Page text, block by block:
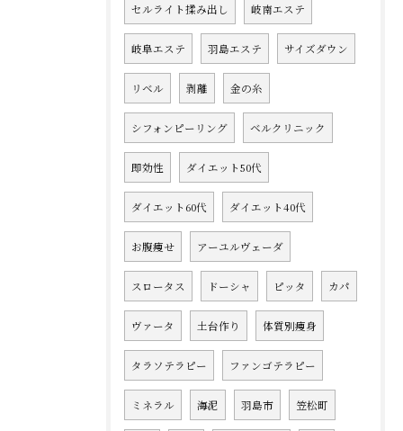
セルライト揉み出し 岐南エステ
岐阜エステ 羽島エステ サイズダウン
リベル 剥離 金の糸
シフォンピーリング ベルクリニック
即効性 ダイエット50代
ダイエット60代 ダイエット40代
お腹痩せ アーユルヴェーダ
スロータス ドーシャ ピッタ カパ
ヴァータ 土台作り 体質別痩身
タラソテラピー ファンゴテラピー
ミネラル 海泥 羽島市 笠松町